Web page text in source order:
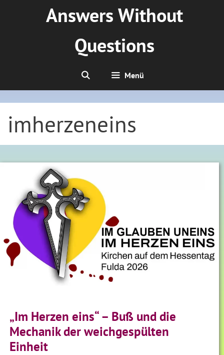
Answers Without
Questions
Menü
imherzeneins
„Im Herzen eins“ – Buß und die
Mechanik der weichgespülten
Einheit